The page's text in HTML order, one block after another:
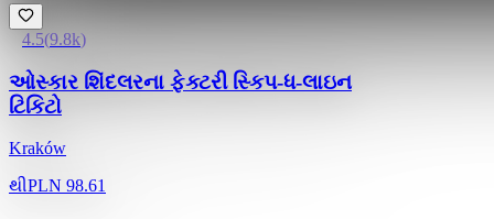
4.5(9.8k)
ઓસ્કાર શિંદલરના ફેક્ટરી સ્કિપ-ધ-લાઇન
ટિકિટો
Kraków
થીPLN 98.61